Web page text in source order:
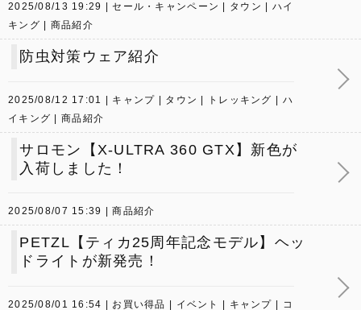
2025/08/13 19:29 セール・キャンペーン タウン
ハイ
キング
商品紹介
防虫対策ウェア紹介
2025/08/12 17:01 キャンプ タウン トレッキング
ハ
イキング
商品紹介
サロモン【X-ULTRA 360 GTX】新色が
入荷しました！
2025/08/07 15:39 商品紹介
PETZL【ティカ25周年記念モデル】ヘッ
ドライトが新発売！
2025/08/01 16:54 お買い得品 イベント キャンプ
コ